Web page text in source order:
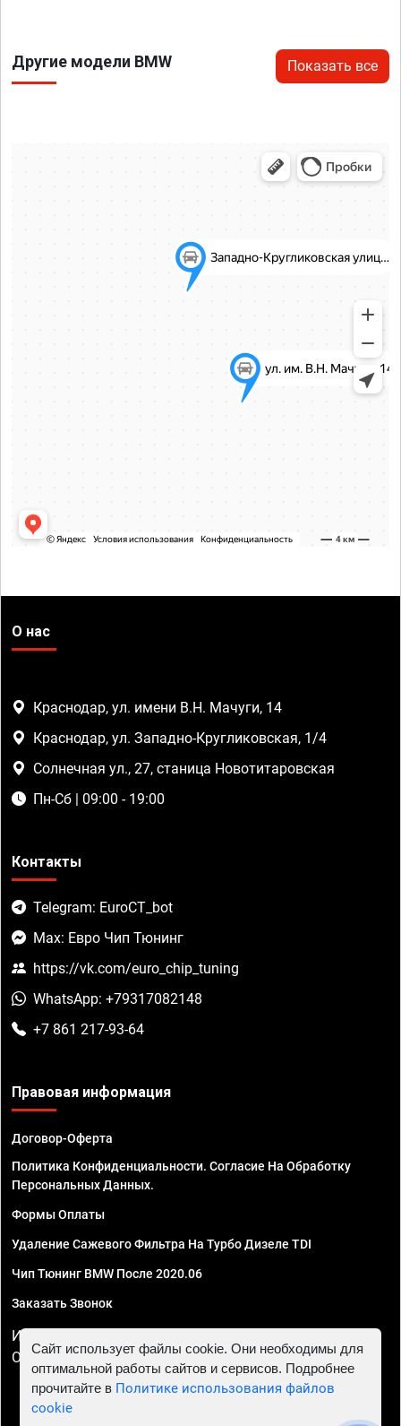
Другие модели BMW Показать все
О нас
Краснодар, ул. имени В.Н. Мачуги, 14
Краснодар, ул. Западно-Кругликовская, 1/4
Солнечная ул., 27, станица Новотитаровская
Пн-Сб | 09:00 - 19:00
Контакты
Telegram: EuroCT_bot
Max: Евро Чип Тюнинг
https://vk.com/euro_chip_tuning
WhatsApp: +79317082148
+7 861 217-93-64
Правовая информация
Договор-Оферта
Политика Конфиденциальности. Согласие На Обработку
Персональных Данных.
Формы Оплаты
Удаление Сажевого Фильтра На Турбо Дизеле TDI
Чип Тюнинг BMW После 2020.06
Заказать Звонок
ИП Смирнов Георгий Павлович. ИНН 781302555843,
ОГРНИП 324470400032610
Сайт использует файлы cookie. Они необходимы для
оптимальной работы сайтов и сервисов. Подробнее
прочитайте в Политике использования файлов
cookie